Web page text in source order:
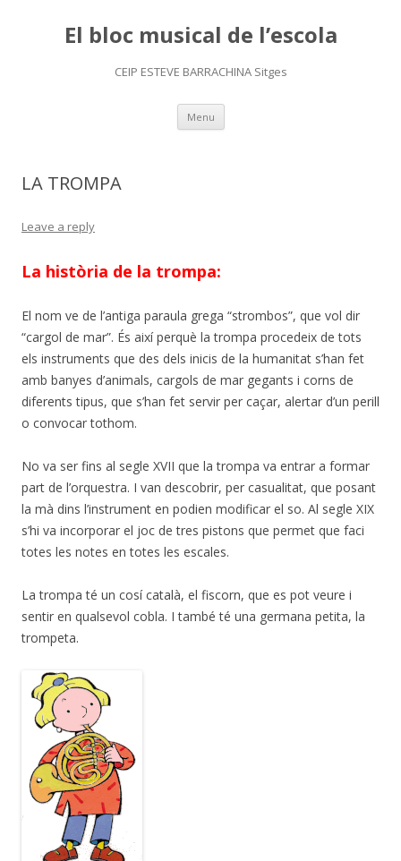
El bloc musical de l’escola
CEIP ESTEVE BARRACHINA Sitges
Menu Skip
content
LA TROMPA
Leave a reply
La història de la trompa:
El nom ve de l’antiga paraula grega “strombos”, que vol dir
“cargol de mar”. És així perquè la trompa procedeix de tots
els instruments que des dels inicis de la humanitat s’han fet
amb banyes d’animals, cargols de mar gegants i corns de
diferents tipus, que s’han fet servir per caçar, alertar d’un perill
o convocar tothom.
No va ser fins al segle XVII que la trompa va entrar a formar
part de l’orquestra. I van descobrir, per casualitat, que posant
la mà dins l’instrument en podien modificar el so. Al segle XIX
s’hi va incorporar el joc de tres pistons que permet que faci
totes les notes en totes les escales.
La trompa té un cosí català, el fiscorn, que es pot veure i
sentir en qualsevol cobla. I també té una germana petita, la
trompeta.